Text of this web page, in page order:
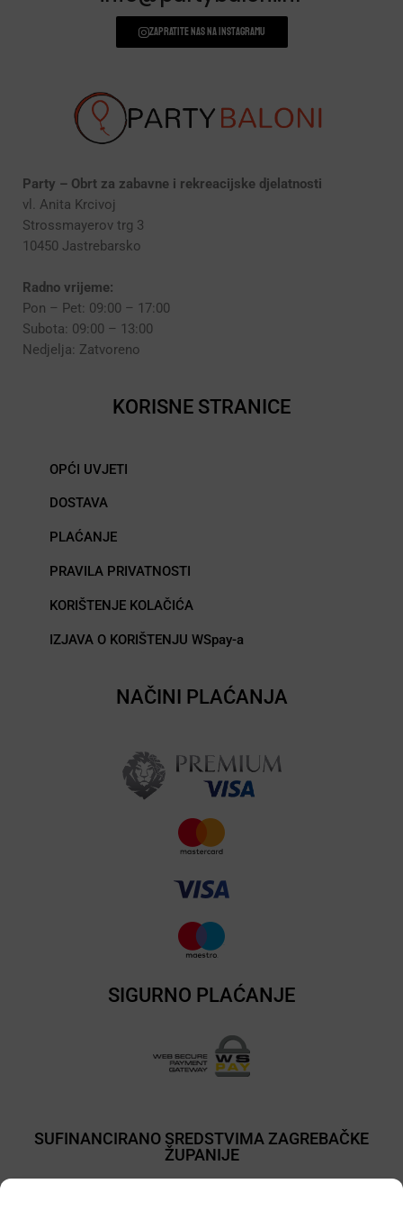
Zapratite nas na instagramu
Party – Obrt za zabavne i rekreacijske djelatnosti
vl. Anita Krcivoj
Strossmayerov trg 3
10450 Jastrebarsko
Radno vrijeme:
Pon – Pet: 09:00 – 17:00
Subota: 09:00 – 13:00
Nedjelja: Zatvoreno
KORISNE STRANICE
OPĆI UVJETI
DOSTAVA
PLAĆANJE
PRAVILA PRIVATNOSTI
KORIŠTENJE KOLAČIĆA
IZJAVA O KORIŠTENJU WSpay-a
NAČINI PLAĆANJA
SIGURNO PLAĆANJE
SUFINANCIRANO SREDSTVIMA ZAGREBAČKE
ŽUPANIJE